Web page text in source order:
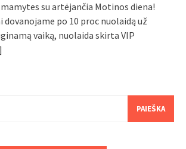
su artėjančia Motinos diena!
dovanojame po 10 proc nuolaidą už
vaiką, nuolaida skirta VIP